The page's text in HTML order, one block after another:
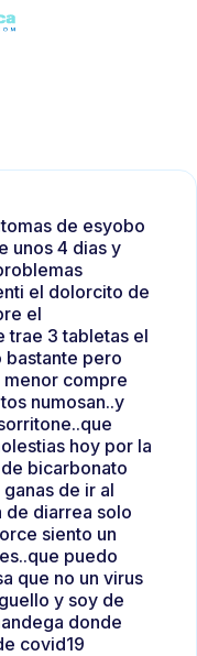
de esyobo
unos 4 dias y
el dolorcito de
el
trae 3 tabletas el
bastante pero
menor compre
numosan..y
hoy por la
bicarbonato
de ir al
de diarrea solo
siento un
puedo
que no un virus
y soy de
donde
covid19